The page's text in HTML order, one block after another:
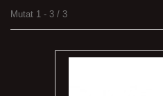
Mutat 1 - 3 / 3